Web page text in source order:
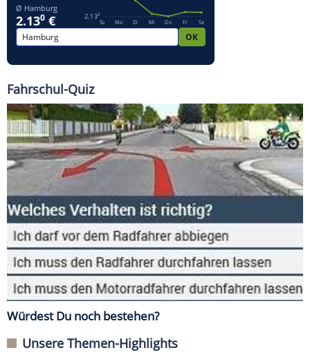
Fahrschul-Quiz
Würdest Du noch bestehen?
Unsere Themen-Highlights